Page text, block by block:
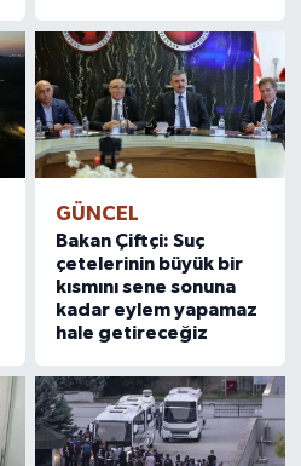
GÜNCEL
Bakan Çiftçi: Suç
çetelerinin büyük bir
kısmını sene sonuna
kadar eylem yapamaz
hale getireceğiz